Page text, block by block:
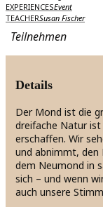
EXPERIENCESEvent
TEACHERSusan Fischer
Teilnehmen
Details
Der Mond ist die
dreifache Natur
erschaffen. Wir
und abnimmt, den
dem Neumond in
sich – und wenn
auch unsere